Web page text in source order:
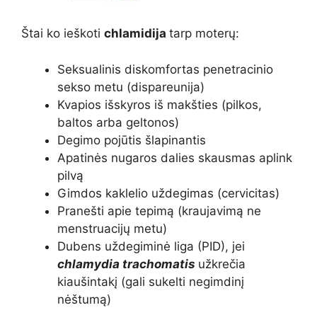
Štai ko ieškoti chlamidija tarp moterų:
Seksualinis diskomfortas penetracinio
sekso metu (dispareunija)
Kvapios išskyros iš makšties (pilkos,
baltos arba geltonos)
Degimo pojūtis šlapinantis
Apatinės nugaros dalies skausmas aplink
pilvą
Gimdos kaklelio uždegimas (cervicitas)
Pranešti apie tepimą (kraujavimą ne
menstruacijų metu)
Dubens uždegiminė liga (PID), jei
chlamydia trachomatis užkrečia
kiaušintakį (gali sukelti negimdinį
nėštumą)